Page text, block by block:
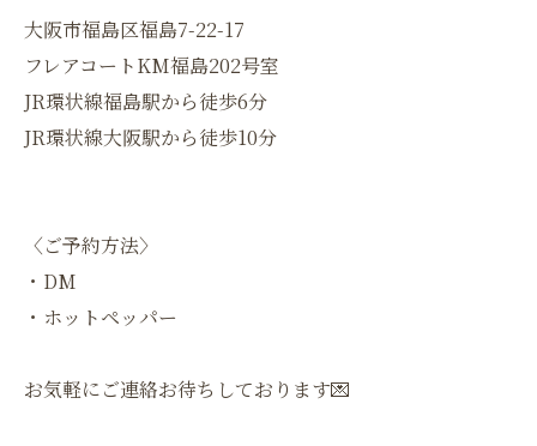
大阪市福島区福島7-22-17
フレアコートKM福島202号室
JR環状線福島駅から徒歩6分
JR環状線大阪駅から徒歩10分
〈ご予約方法〉
・DM
・ホットペッパー
お気軽にご連絡お待ちしております💌